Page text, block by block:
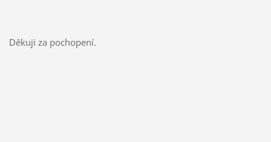
Děkuji za pochopení.